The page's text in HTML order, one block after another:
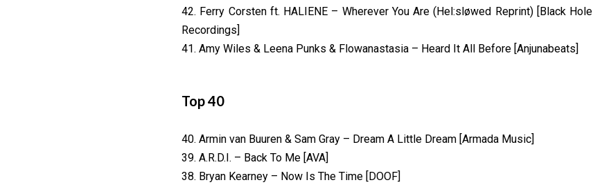
42. Ferry Corsten ft. HALIENE – Wherever You Are (Hel:sløwed Reprint) [Black Hole
Recordings]
41. Amy Wiles & Leena Punks & Flowanastasia – Heard It All Before [Anjunabeats]
Top 40
40. Armin van Buuren & Sam Gray – Dream A Little Dream [Armada Music]
39. A.R.D.I. – Back To Me [AVA]
38. Bryan Kearney – Now Is The Time [DOOF]